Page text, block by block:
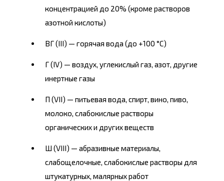
концентрацией до 20% (кроме растворов
азотной кислоты)
ВГ (III) — горячая вода (до +100 °С)
Г (IV) — воздух, углекислый газ, азот, другие
инертные газы
П (VII) — питьевая вода, спирт, вино, пиво,
молоко, слабокислые растворы
органических и других веществ
Ш (VIII) — абразивные материалы,
слабощелочные, слабокислые растворы для
штукатурных, малярных работ